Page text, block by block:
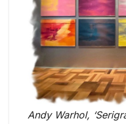
Andy Warhol,